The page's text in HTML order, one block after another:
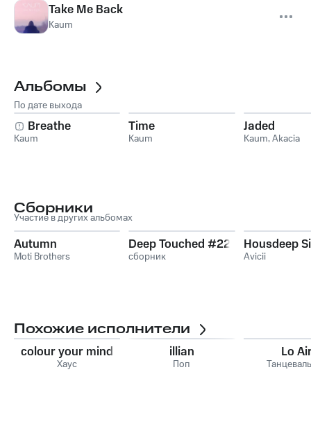
Take Me Back
Kaum
Альбомы
По дате выхода
Breathe
Kaum
Time
Kaum
Jaded
Kaum,Akacia
Сборники
Участие в других альбомах
Autumn
Moti Brothers
Deep Touched #22
сборник
Housdeep
Avicii
Похожие исполнители
colour your mind
Хаус
illian
Поп
Lo